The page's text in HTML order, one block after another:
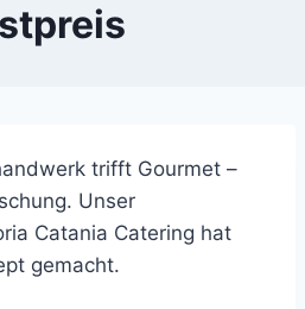
trifft Gourmet –
Unser
Catania Catering hat
gemacht.